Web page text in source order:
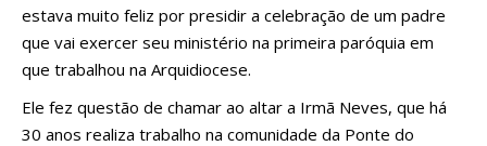
estava muito feliz por presidir a celebração de um padre
que vai exercer seu ministério na primeira paróquia em
que trabalhou na Arquidiocese.
Ele fez questão de chamar ao altar a Irmã Neves, que há
30 anos realiza trabalho na comunidade da Ponte do